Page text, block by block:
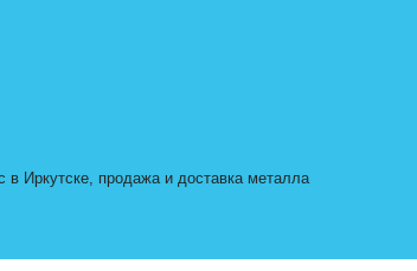
Иркутске, продажа и доставка металла